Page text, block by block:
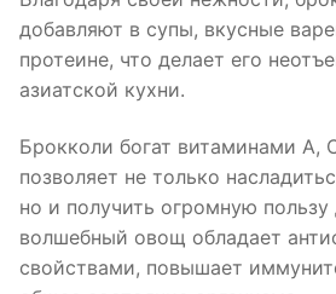
добавляют в супы, вкусные
протеине, что делает его
азиатской кухни.
Брокколи богат витаминами А,
позволяет не только
но и получить огромную
волшебный овощ обладает
свойствами, повышает